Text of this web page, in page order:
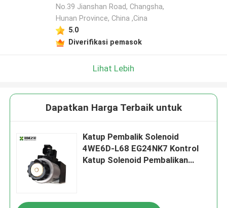
No.39 Jianshan Road, Changsha,
Hunan Province, China ,Cina
5.0
Diverifikasi pemasok
Lihat Lebih
Dapatkan Harga Terbaik untuk
Katup Pembalik Solenoid
4WE6D-L68 EG24NK7 Kontrol
Katup Solenoid Pembalikan